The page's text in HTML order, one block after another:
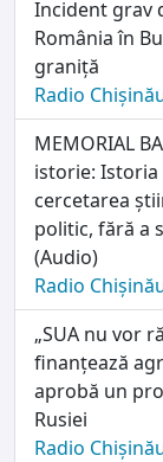
Incident grav
România în
graniță
Radio
MEMORIAL
istorie:
cercetarea
politic, fără a
(Audio)
Radio
„SUA nu vor
finanțează
aprobă un
Rusiei
Radio